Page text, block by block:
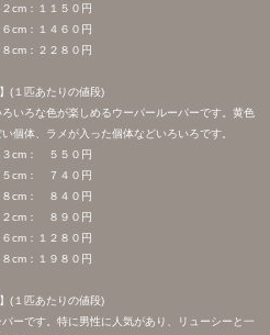
cm：１１５０円
６cm：１４６０円
８cm：２２８０円
】(１匹あたりの値段)
いろな色が楽しめるウーパールーパーです。黄色
個体、ラメが入った個体などいろいろです。
cm： ５５０円
cm： ７４０円
cm： ８４０円
cm： ８９０円
６cm：１２８０円
８cm：１９８０円
】(１匹あたりの値段)
ーです。特に男性に人気があり、リューシーと一